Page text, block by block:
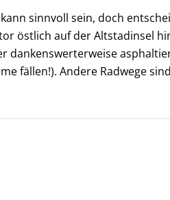
sinnvoll sein, doch
östlich auf der Altstadinsel
dankenswerterweise
fällen!). Andere Radwege